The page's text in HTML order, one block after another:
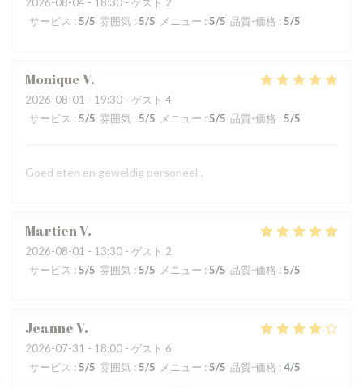
サービス : 5/5 雰囲気 : 5/5 メニュー : 5/5 品質-価格 : 5/5
MoniqueV
2026-08-01 - 19:30 - ゲスト 4
サービス : 5/5 雰囲気 : 5/5 メニュー : 5/5 品質-価格 : 5/5
Goed eten en geweldig personeel .
MartienV
2026-08-01 - 13:30 - ゲスト 2
サービス : 5/5 雰囲気 : 5/5 メニュー : 5/5 品質-価格 : 5/5
JeanneV
2026-07-31 - 18:00 - ゲスト 6
サービス : 5/5 雰囲気 : 5/5 メニュー : 5/5 品質-価格 : 4/5